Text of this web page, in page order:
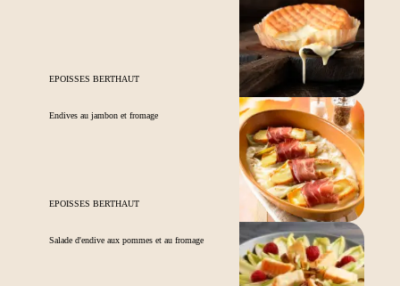
EPOISSES BERTHAUT
Endives au jambon et fromage
EPOISSES BERTHAUT
Salade d'endive aux pommes et au fromage